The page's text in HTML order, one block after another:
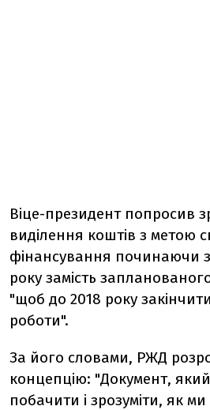
Віце-президент попросив
виділення коштів з метою
фінансування починаючи з
року замість
"щоб до 2018 року
роботи".
За його словами, РЖД
концепцію: "Документ,
побачити і зрозуміти, як ми